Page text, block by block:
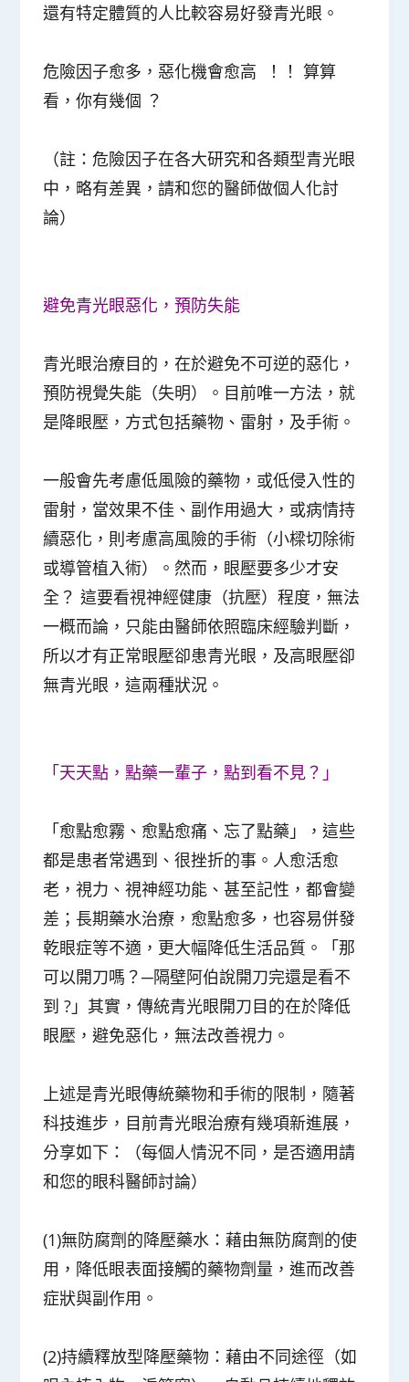
還有特定體質的人比較容易好發青光眼。
危險因子愈多，惡化機會愈高 ！！ 算算
看，你有幾個 ？
（註：危險因子在各大研究和各類型青光眼
中，略有差異，請和您的醫師做個人化討
論）
避免青光眼惡化，預防失能
青光眼治療目的，在於避免不可逆的惡化，
預防視覺失能（失明）。目前唯一方法，就
是降眼壓，方式包括藥物、雷射，及手術。
一般會先考慮低風險的藥物，或低侵入性的
雷射，當效果不佳、副作用過大，或病情持
續惡化，則考慮高風險的手術（小樑切除術
或導管植入術）。然而，眼壓要多少才安
全？ 這要看視神經健康（抗壓）程度，無法
一概而論，只能由醫師依照臨床經驗判斷，
所以才有正常眼壓卻患青光眼，及高眼壓卻
無青光眼，這兩種狀況。
「天天點，點藥一輩子，點到看不見？」
「愈點愈霧、愈點愈痛、忘了點藥」，這些
都是患者常遇到、很挫折的事。人愈活愈
老，視力、視神經功能、甚至記性，都會變
差；長期藥水治療，愈點愈多，也容易併發
乾眼症等不適，更大幅降低生活品質。「那
可以開刀嗎？─隔壁阿伯說開刀完還是看不
到 ?」其實，傳統青光眼開刀目的在於降低
眼壓，避免惡化，無法改善視力。
上述是青光眼傳統藥物和手術的限制，隨著
科技進步，目前青光眼治療有幾項新進展，
分享如下：（每個人情況不同，是否適用請
和您的眼科醫師討論）
(1)無防腐劑的降壓藥水：藉由無防腐劑的使
用，降低眼表面接觸的藥物劑量，進而改善
症狀與副作用。
(2)持續釋放型降壓藥物：藉由不同途徑（如